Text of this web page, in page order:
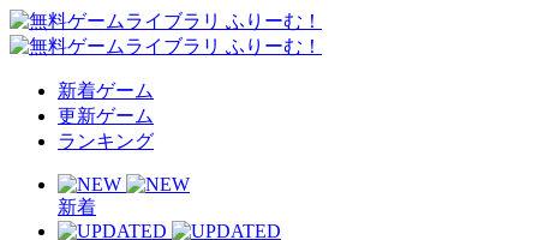
新着ゲーム
更新ゲーム
ランキング
新着